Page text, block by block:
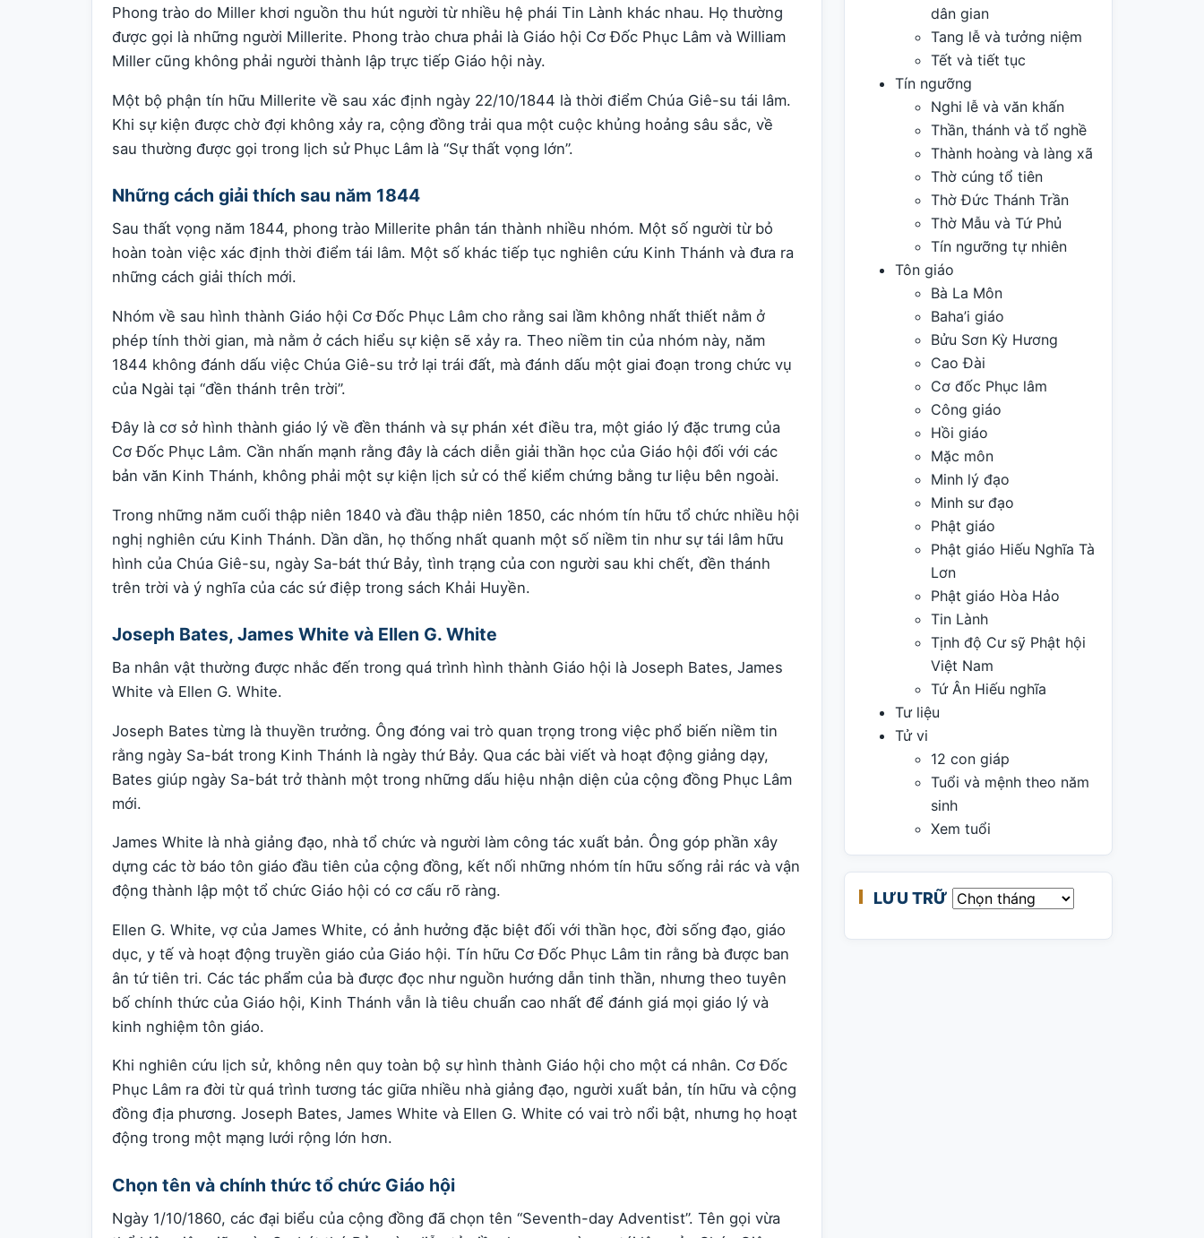
Phong trào do Miller khơi nguồn thu hút người từ nhiều hệ phái Tin Lành khác nhau. Họ thường
được gọi là những người Millerite. Phong trào chưa phải là Giáo hội Cơ Đốc Phục Lâm và William
Miller cũng không phải người thành lập trực tiếp Giáo hội này.
Một bộ phận tín hữu Millerite về sau xác định ngày 22/10/1844 là thời điểm Chúa Giê-su tái lâm.
Khi sự kiện được chờ đợi không xảy ra, cộng đồng trải qua một cuộc khủng hoảng sâu sắc, về
sau thường được gọi trong lịch sử Phục Lâm là “Sự thất vọng lớn”.
Những cách giải thích sau năm 1844
Sau thất vọng năm 1844, phong trào Millerite phân tán thành nhiều nhóm. Một số người từ bỏ
hoàn toàn việc xác định thời điểm tái lâm. Một số khác tiếp tục nghiên cứu Kinh Thánh và đưa ra
những cách giải thích mới.
Nhóm về sau hình thành Giáo hội Cơ Đốc Phục Lâm cho rằng sai lầm không nhất thiết nằm ở
phép tính thời gian, mà nằm ở cách hiểu sự kiện sẽ xảy ra. Theo niềm tin của nhóm này, năm
1844 không đánh dấu việc Chúa Giê-su trở lại trái đất, mà đánh dấu một giai đoạn trong chức vụ
của Ngài tại “đền thánh trên trời”.
Đây là cơ sở hình thành giáo lý về đền thánh và sự phán xét điều tra, một giáo lý đặc trưng của
Cơ Đốc Phục Lâm. Cần nhấn mạnh rằng đây là cách diễn giải thần học của Giáo hội đối với các
bản văn Kinh Thánh, không phải một sự kiện lịch sử có thể kiểm chứng bằng tư liệu bên ngoài.
Trong những năm cuối thập niên 1840 và đầu thập niên 1850, các nhóm tín hữu tổ chức nhiều hội
nghị nghiên cứu Kinh Thánh. Dần dần, họ thống nhất quanh một số niềm tin như sự tái lâm hữu
hình của Chúa Giê-su, ngày Sa-bát thứ Bảy, tình trạng của con người sau khi chết, đền thánh
trên trời và ý nghĩa của các sứ điệp trong sách Khải Huyền.
Joseph Bates, James White và Ellen G. White
Ba nhân vật thường được nhắc đến trong quá trình hình thành Giáo hội là Joseph Bates, James
White và Ellen G. White.
Joseph Bates từng là thuyền trưởng. Ông đóng vai trò quan trọng trong việc phổ biến niềm tin
rằng ngày Sa-bát trong Kinh Thánh là ngày thứ Bảy. Qua các bài viết và hoạt động giảng dạy,
Bates giúp ngày Sa-bát trở thành một trong những dấu hiệu nhận diện của cộng đồng Phục Lâm
mới.
James White là nhà giảng đạo, nhà tổ chức và người làm công tác xuất bản. Ông góp phần xây
dựng các tờ báo tôn giáo đầu tiên của cộng đồng, kết nối những nhóm tín hữu sống rải rác và vận
động thành lập một tổ chức Giáo hội có cơ cấu rõ ràng.
Ellen G. White, vợ của James White, có ảnh hưởng đặc biệt đối với thần học, đời sống đạo, giáo
dục, y tế và hoạt động truyền giáo của Giáo hội. Tín hữu Cơ Đốc Phục Lâm tin rằng bà được ban
ân tứ tiên tri. Các tác phẩm của bà được đọc như nguồn hướng dẫn tinh thần, nhưng theo tuyên
bố chính thức của Giáo hội, Kinh Thánh vẫn là tiêu chuẩn cao nhất để đánh giá mọi giáo lý và
kinh nghiệm tôn giáo.
Khi nghiên cứu lịch sử, không nên quy toàn bộ sự hình thành Giáo hội cho một cá nhân. Cơ Đốc
Phục Lâm ra đời từ quá trình tương tác giữa nhiều nhà giảng đạo, người xuất bản, tín hữu và cộng
đồng địa phương. Joseph Bates, James White và Ellen G. White có vai trò nổi bật, nhưng họ hoạt
động trong một mạng lưới rộng lớn hơn.
Chọn tên và chính thức tổ chức Giáo hội
Ngày 1/10/1860, các đại biểu của cộng đồng đã chọn tên “Seventh-day Adventist”. Tên gọi vừa
dân gian
Tang lễ và tưởng niệm
Tết và tiết tục
Tín ngưỡng
Nghi lễ và văn khấn
Thần, thánh và tổ nghề
Thành hoàng và làng xã
Thờ cúng tổ tiên
Thờ Đức Thánh Trần
Thờ Mẫu và Tứ Phủ
Tín ngưỡng tự nhiên
Tôn giáo
Bà La Môn
Baha’i giáo
Bửu Sơn Kỳ Hương
Cao Đài
Cơ đốc Phục lâm
Công giáo
Hồi giáo
Mặc môn
Minh lý đạo
Minh sư đạo
Phật giáo
Phật giáo Hiếu Nghĩa Tà
Lơn
Phật giáo Hòa Hảo
Tin Lành
Tịnh độ Cư sỹ Phật hội
Việt Nam
Tứ Ân Hiếu nghĩa
Tư liệu
Tử vi
12 con giáp
Tuổi và mệnh theo năm
sinh
Xem tuổi
LƯU TRỮ Lưu trữ